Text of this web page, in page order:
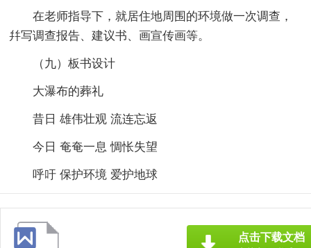
在老师指导下，就居住地周围的环境做一次调查，
幷写调查报告、建议书、画宣传画等。
（九）板书设计
大瀑布的葬礼
昔日 雄伟壮观 流连忘返
今日 奄奄一息 惆怅失望
呼吁 保护环境 爱护地球
点击下载文档